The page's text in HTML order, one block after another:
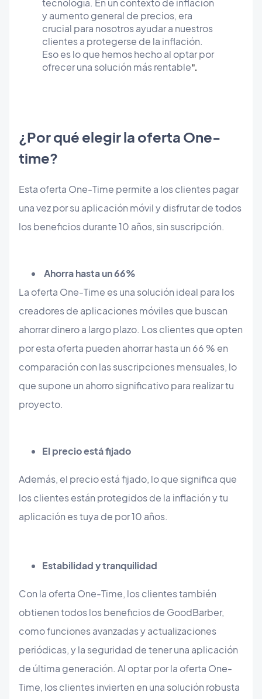
tecnología. En un contexto de inflación
y aumento general de precios, era
crucial para nosotros ayudar a nuestros
clientes a protegerse de la inflación.
Eso es lo que hemos hecho al optar por
ofrecer una solución más rentable".
¿Por qué elegir la oferta One-
time?
Esta oferta One-Time permite a los clientes pagar
una vez por su aplicación móvil y disfrutar de todos
los beneficios durante 10 años, sin suscripción.
Ahorra hasta un 66%
La oferta One-Time es una solución ideal para los
creadores de aplicaciones móviles que buscan
ahorrar dinero a largo plazo. Los clientes que opten
por esta oferta pueden ahorrar hasta un 66 % en
comparación con las suscripciones mensuales, lo
que supone un ahorro significativo para realizar tu
proyecto.
El precio está fijado
Además, el precio está fijado, lo que significa que
los clientes están protegidos de la inflación y tu
aplicación es tuya de por 10 años.
Estabilidad y tranquilidad
Con la oferta One-Time, los clientes también
obtienen todos los beneficios de GoodBarber,
como funciones avanzadas y actualizaciones
periódicas, y la seguridad de tener una aplicación
de última generación. Al optar por la oferta One-
Time, los clientes invierten en una solución robusta